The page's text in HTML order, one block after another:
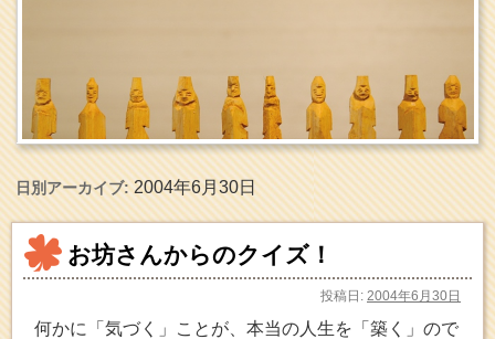
日別アーカイブ:2004年6月30日
お坊さんからのクイズ！
投稿日: 2004年6月30日
何かに「気づく」ことが、本当の人生を「築く」ので